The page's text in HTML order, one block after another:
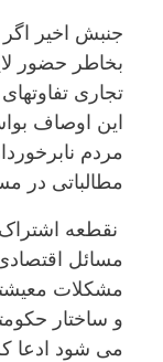
جنبش اخیر اگر
بخاطر حضور
تجاری تفاوتهای
این اوصاف
مردم
مطالباتی در
نقطعە اشتراک
مسائل اقتصادی
مشکلات
و ساختار
می شود ادعا